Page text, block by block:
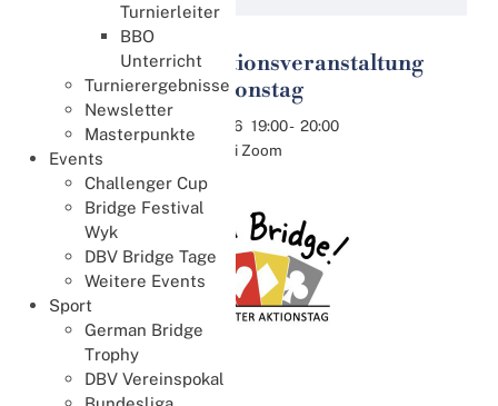
Turnierleiter
BBO
Unterricht
Turnierergebnisse
Newsletter
Masterpunkte
Events
Challenger Cup
Bridge Festival
Wyk
DBV Bridge Tage
Weitere Events
Sport
German Bridge
Trophy
DBV Vereinspokal
11
Informationsveranstaltung
zum Aktionstag
11.08.2026 19:00- 20:00
Online bei Zoom